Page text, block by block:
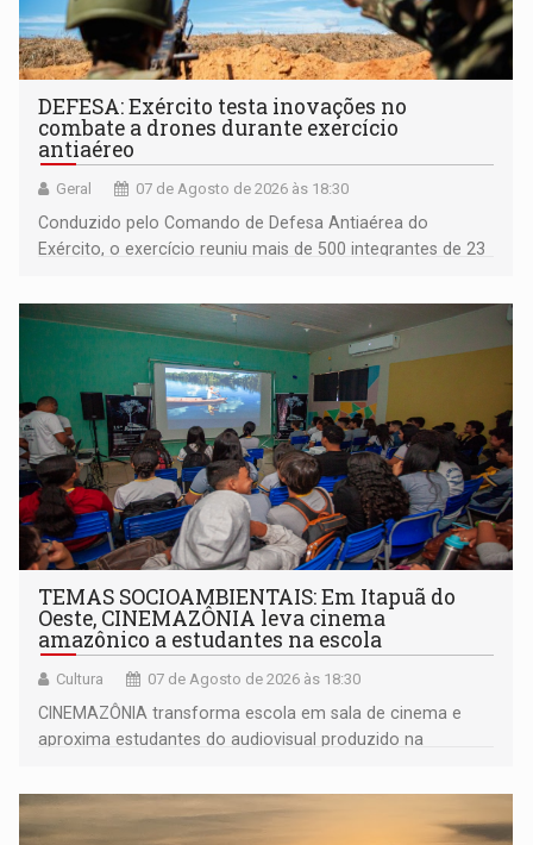
DEFESA: Exército testa inovações no
combate a drones durante exercício
antiaéreo
Geral 07 de Agosto de 2026 às 18:30
Conduzido pelo Comando de Defesa Antiaérea do
Exército, o exercício reuniu mais de 500 integrantes de 23
TEMAS SOCIOAMBIENTAIS: Em Itapuã do
Oeste, CINEMAZÔNIA leva cinema
amazônico a estudantes na escola
Cultura 07 de Agosto de 2026 às 18:30
CINEMAZÔNIA transforma escola em sala de cinema e
aproxima estudantes do audiovisual produzido na